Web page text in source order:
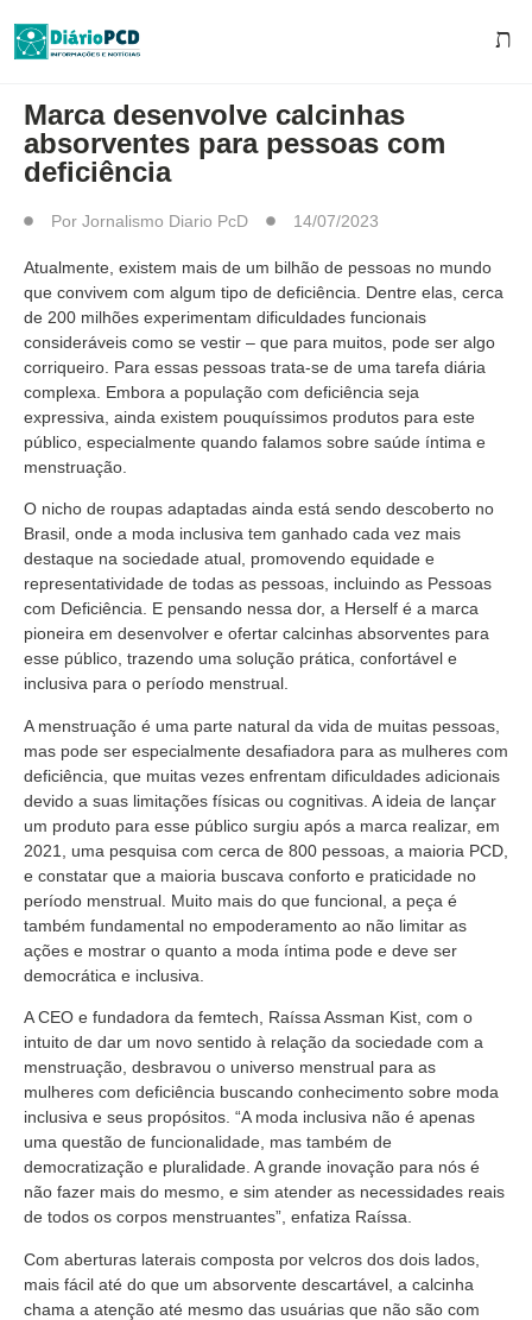
Marca desenvolve calcinhas
absorventes para pessoas com
deficiência
Por Jornalismo Diario PcD 14/07/2023
Atualmente, existem mais de um bilhão de pessoas no mundo
que convivem com algum tipo de deficiência. Dentre elas, cerca
de 200 milhões experimentam dificuldades funcionais
consideráveis como se vestir – que para muitos, pode ser algo
corriqueiro. Para essas pessoas trata-se de uma tarefa diária
complexa. Embora a população com deficiência seja
expressiva, ainda existem pouquíssimos produtos para este
público, especialmente quando falamos sobre saúde íntima e
menstruação.
O nicho de roupas adaptadas ainda está sendo descoberto no
Brasil, onde a moda inclusiva tem ganhado cada vez mais
destaque na sociedade atual, promovendo equidade e
representatividade de todas as pessoas, incluindo as Pessoas
com Deficiência. E pensando nessa dor, a Herself é a marca
pioneira em desenvolver e ofertar calcinhas absorventes para
esse público, trazendo uma solução prática, confortável e
inclusiva para o período menstrual.
A menstruação é uma parte natural da vida de muitas pessoas,
mas pode ser especialmente desafiadora para as mulheres com
deficiência, que muitas vezes enfrentam dificuldades adicionais
devido a suas limitações físicas ou cognitivas. A ideia de lançar
um produto para esse público surgiu após a marca realizar, em
2021, uma pesquisa com cerca de 800 pessoas, a maioria PCD,
e constatar que a maioria buscava conforto e praticidade no
período menstrual. Muito mais do que funcional, a peça é
também fundamental no empoderamento ao não limitar as
ações e mostrar o quanto a moda íntima pode e deve ser
democrática e inclusiva.
A CEO e fundadora da femtech, Raíssa Assman Kist, com o
intuito de dar um novo sentido à relação da sociedade com a
menstruação, desbravou o universo menstrual para as
mulheres com deficiência buscando conhecimento sobre moda
inclusiva e seus propósitos. “A moda inclusiva não é apenas
uma questão de funcionalidade, mas também de
democratização e pluralidade. A grande inovação para nós é
não fazer mais do mesmo, e sim atender as necessidades reais
de todos os corpos menstruantes”, enfatiza Raíssa.
Com aberturas laterais composta por velcros dos dois lados,
mais fácil até do que um absorvente descartável, a calcinha
chama a atenção até mesmo das usuárias que não são com